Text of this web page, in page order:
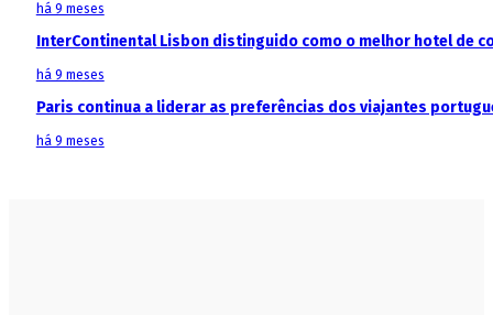
há 9 meses
InterContinental Lisbon distinguido como o melhor hotel de
há 9 meses
Paris continua a liderar as preferências dos viajantes
há 9 meses